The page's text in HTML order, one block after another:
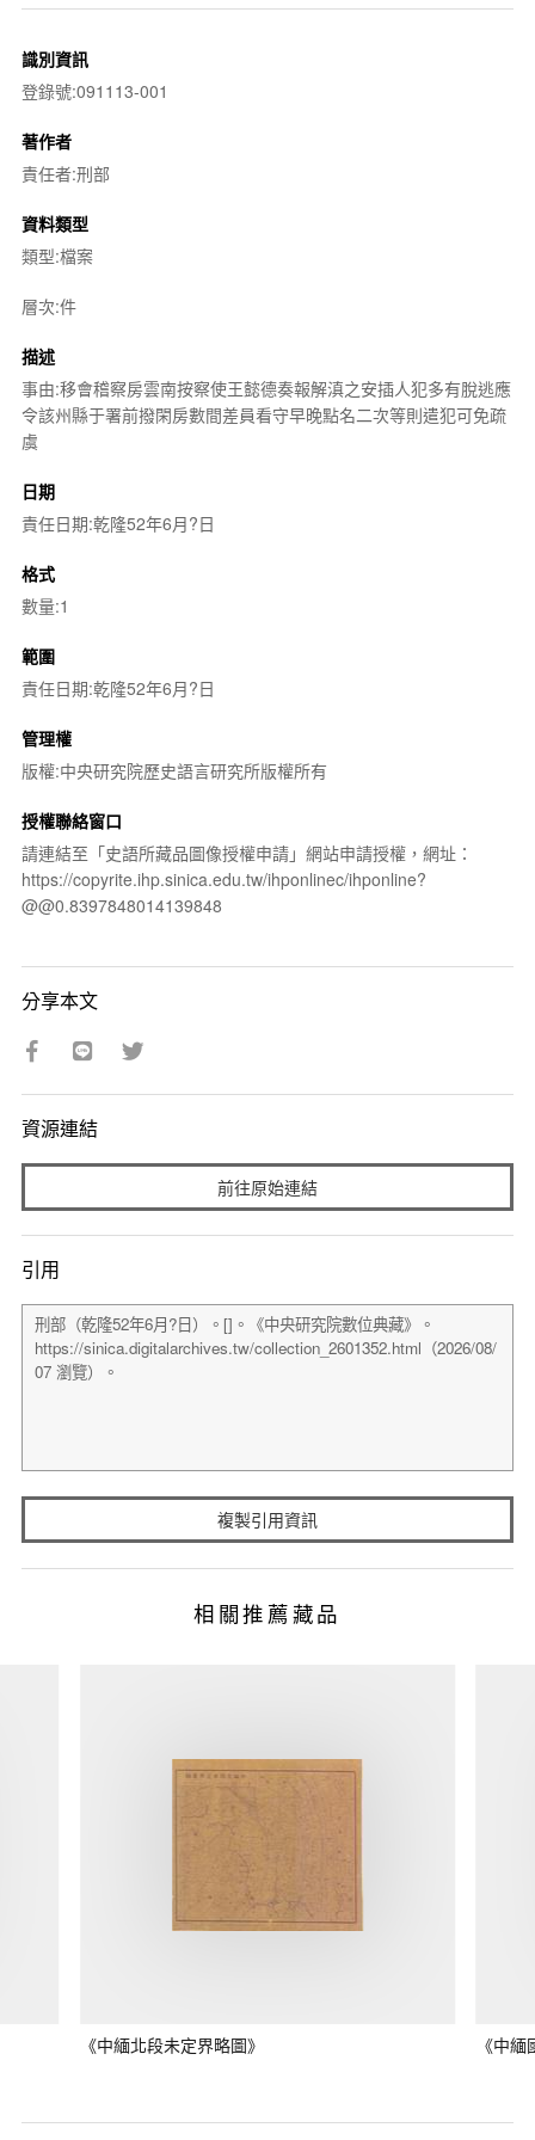
識別資訊
登錄號:091113-001
著作者
責任者:刑部
資料類型
類型:檔案
層次:件
描述
事由:移會稽察房雲南按察使王懿德奏報解滇之安插人犯多有脫逃應
令該州縣于署前撥閑房數間差員看守早晚點名二次等則遣犯可免疏
虞
日期
責任日期:乾隆52年6月?日
格式
數量:1
範圍
責任日期:乾隆52年6月?日
管理權
版權:中央研究院歷史語言研究所版權所有
授權聯絡窗口
請連結至「史語所藏品圖像授權申請」網站申請授權，網址：
https://copyrite.ihp.sinica.edu.tw/ihponlinec/ihponline?
@@0.8397848014139848
分享本文
資源連結
前往原始連結
引用
複製引用資訊
相關推薦藏品
《中緬北段未定界略圖》 《中